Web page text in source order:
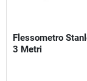
Flessometro
3 Metri